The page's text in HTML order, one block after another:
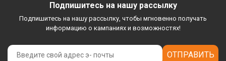
Подпишитесь на нашу рассылку
Подпишитесь на нашу рассылку, чтобы мгновенно получать
информацию о кампаниях и возможностях!
ОТПРАВИТЬ